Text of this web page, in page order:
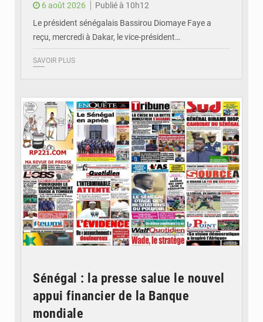
6 août 2026
Publié à 10h12
Le président sénégalais Bassirou Diomaye Faye a
reçu, mercredi à Dakar, le vice-président…
SAVOIR PLUS
Sénégal : la presse salue le nouvel
appui financier de la Banque
mondiale